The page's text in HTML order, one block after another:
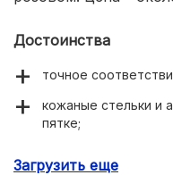
Достоинства
точное
кожаные стельки и
пятке;
Загрузить еще